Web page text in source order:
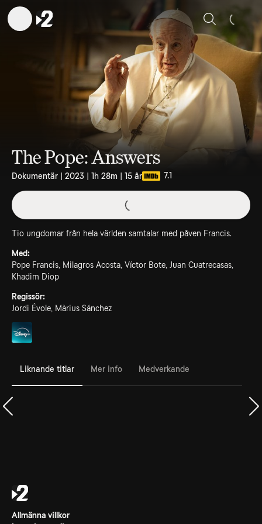
Sök
The Pope: Answers
Dokumentär | 2023 | 1h 28m | 15 år 7.1
Tio ungdomar från hela världen samtalar med påven Francis.
Med:
Pope Francis, Milagros Acosta, Víctor Bote, Juan Cuatrecasas,
Khadim Diop
Regissör:
Jordi Évole, Màrius Sánchez
Liknande titlar Mer info Medverkande
Allmänna villkor